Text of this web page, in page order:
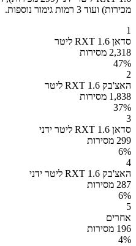
מכירות) ועוד 3 רמות גימור נוספות.
1
סדאן RXT 1.6 ליטר
2,318 מסירות
47%
2
האצ'בק RXT 1.6 ליטר
1,838 מסירות
37%
3
סדאן RXT 1.6 ליטר ידני
299 מסירות
6%
4
האצ'בק RXT 1.6 ליטר ידני
287 מסירות
6%
5
אחרים
196 מסירות
4%